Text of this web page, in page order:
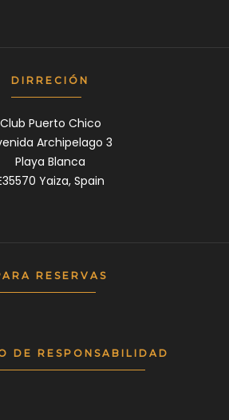
DIRRECIÓN
Club Puerto Chico
Archipelago 3
Playa Blanca
Yaiza, Spain
RESERVAS
DE RESPONSABILIDAD